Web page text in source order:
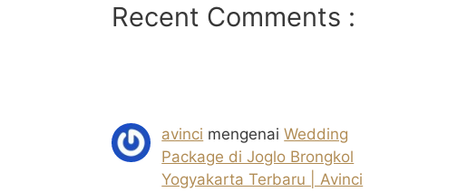
Recent Comments :
avinci mengenaiWedding
Package di Joglo Brongkol
Yogyakarta Terbaru | Avinci